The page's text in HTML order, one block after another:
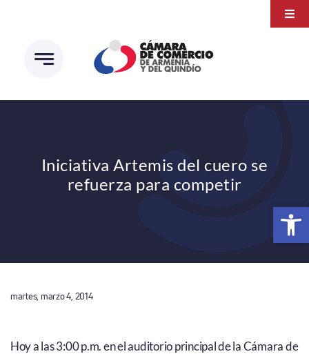
Abrir
contenido
Iniciativa Artemis del cuero se
refuerza para competir
martes, marzo 4, 2014
Hoy a las 3:00 p.m. en el auditorio principal de la Cámara de